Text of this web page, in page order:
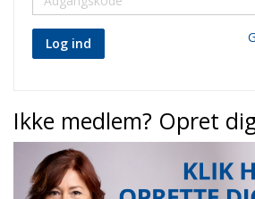
Log ind
Ikke medlem? Opret